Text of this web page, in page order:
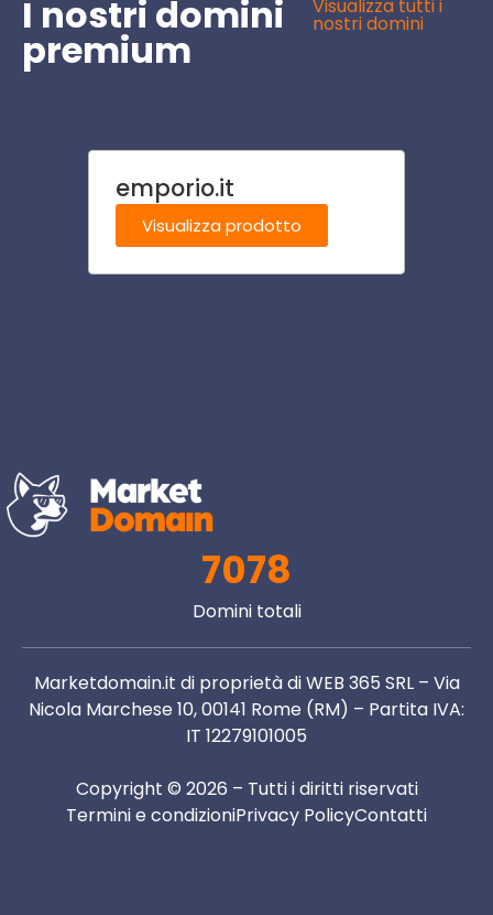
I nostri domini
premium
Visualizza tutti i
nostri domini
emporio.it
Visualizza prodotto
7078
Domini totali
Marketdomain.it di proprietà di WEB 365 SRL – Via
Nicola Marchese 10, 00141 Rome (RM) – Partita IVA:
IT 12279101005
Copyright © 2026 – Tutti i diritti riservati
Termini e condizioniPrivacy PolicyContatti